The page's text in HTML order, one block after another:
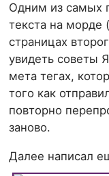
Одним из самых
текста на морде
страницах
увидеть советы
мета тегах,
того как
повторно
заново.
Далее написал